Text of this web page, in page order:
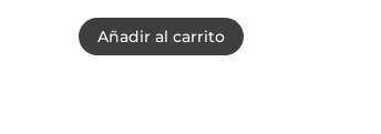
precio
Añadir al carrito